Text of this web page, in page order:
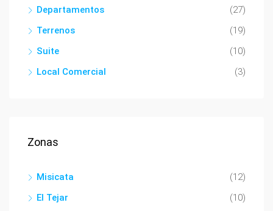
Departamentos
(27)
Terrenos
(19)
Suite
(10)
Local Comercial
(3)
Zonas
Misicata
(12)
El Tejar
(10)